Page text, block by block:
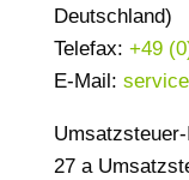
Deutschland)
Telefax: +49
E-Mail:
27 a